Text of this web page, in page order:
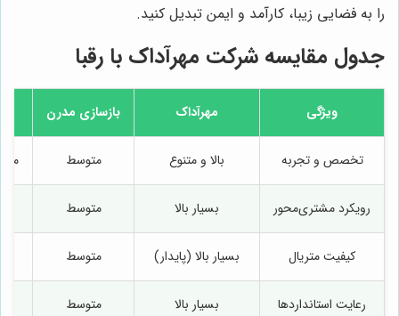
را به فضایی زیبا، کارآمد و ایمن تبدیل کنید.
جدول مقایسه شرکت مهرآداک با رقبا
ویژگی مهرآداک بازسازی مدرن
تخصص و تجربه بالا و متنوع متوسط
رویکرد مشتری‌محور بسیار بالا متوسط
کیفیت متریال بسیار بالا (پایدار) متوسط
رعایت استانداردها بسیار بالا متوسط